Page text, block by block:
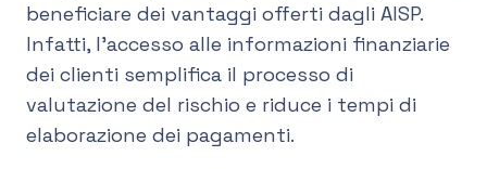
beneficiare dei vantaggi offerti dagli AISP.
Infatti, l’accesso alle informazioni finanziarie
dei clienti semplifica il processo di
valutazione del rischio e riduce i tempi di
elaborazione dei pagamenti.